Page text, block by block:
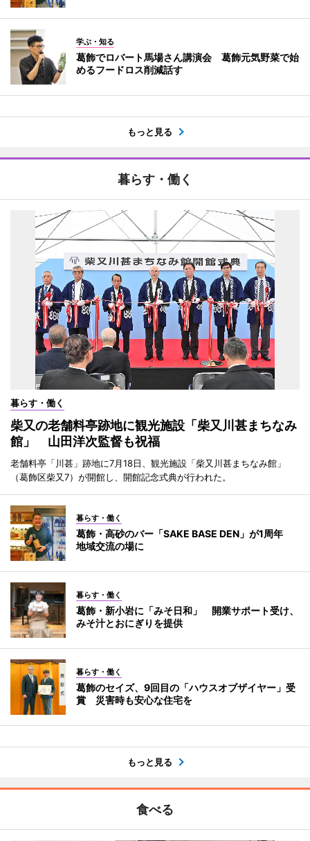
学ぶ・知る
葛飾でロバート馬場さん講演会 葛飾元気野菜で始
めるフードロス削減話す
もっと見る
暮らす・働く
暮らす・働く
柴又の老舗料亭跡地に観光施設「柴又川甚まちなみ
館」 山田洋次監督も祝福
老舗料亭「川甚」跡地に7月18日、観光施設「柴又川甚まちなみ館」
（葛飾区柴又7）が開館し、開館記念式典が行われた。
暮らす・働く
葛飾・高砂のバー「SAKE BASE DEN」が1周年
地域交流の場に
暮らす・働く
葛飾・新小岩に「みそ日和」 開業サポート受け、
みそ汁とおにぎりを提供
暮らす・働く
葛飾のセイズ、9回目の「ハウスオブザイヤー」受
賞 災害時も安心な住宅を
もっと見る
食べる